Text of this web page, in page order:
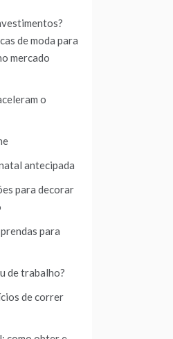
de moda para
mercado
o
antecipada
para decorar
para
de trabalho?
de correr